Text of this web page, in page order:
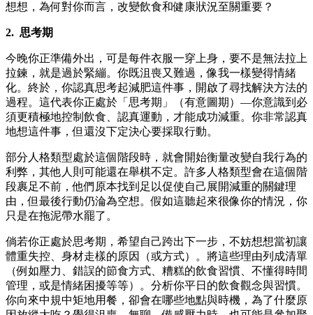
想想，為何對你而言，改變飲食和健康狀況至關重要？
2. 思考期
今晚你正準備外出，可是每件衣服一穿上身，要不是無法拉上
拉鍊，就是過於緊繃。你既沮喪又難過，像我一樣變得情緒
化。終於，你認真思考起減肥這件事，開啟了尋找解決方法的
過程。這代表你正處於「思考期」（有意圖期）—你意識到必
須更積極地控制飲食、認真運動，才能成功減重。你非常認真
地想這件事，但還沒下定決心要採取行動。
部分人格類型處於這個階段時，就會開始衡量改變自我行為的
利弊，其他人則可能還在舉棋不定。許多人格類型會在這個階
段裹足不前，他們原本找到足以促使自己展開減重的關鍵理
由，但最後行動仍淪為空想。假如這聽起來很像你的情況，你
只是在拖泥帶水罷了。
倘若你正處於思考期，希望自己跨出下一步，不妨想想當初讓
體重失控、身材走樣的原因（或方式）。將這些理由列成清單
（例如壓力、錯誤的節食方式、糟糕的飲食習慣、不懂得時間
管理，或是情緒困擾等等）。分析你平日的飲食觀念與習慣。
你向來中規中矩地用餐，卻會在哪些地點與時機，為了什麼原